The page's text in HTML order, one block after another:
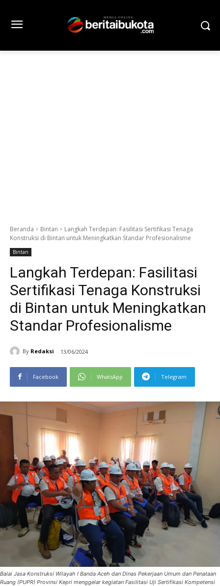
Beranda Bintan
Langkah Terdepan: Fasilitasi Sertifikasi Tenaga
Konstruksi di Bintan untuk Meningkatkan Standar Profesionalisme
Bintan
Langkah Terdepan: Fasilitasi
Sertifikasi Tenaga Konstruksi
di Bintan untuk Meningkatkan
Standar Profesionalisme
By Redaksi 13/06/2024
Facebook WhatsApp Telegram
Balai Jasa Konstruksi Wilayah I Banda Aceh dan Dinas Pekerjaan Umum dan Penataan
Ruang (PUPR) Provinsi Kepri menggelar kegiatan Fasilitasi Uji Sertifikasi Kompetensi